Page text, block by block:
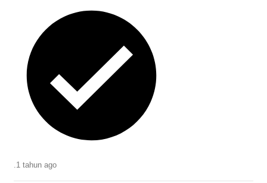
1 tahun ago